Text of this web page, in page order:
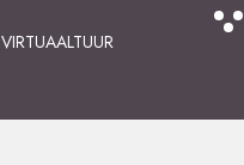
VIRTUAALTUUR